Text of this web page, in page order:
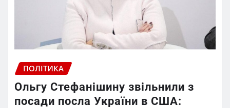
ПОЛІТИКА
Ольгу Стефанішину звільнили з
посади посла України в США: